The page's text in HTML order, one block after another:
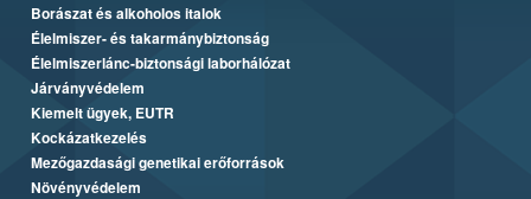
Borászat és alkoholos italok
Élelmiszer- és takarmánybiztonság
Élelmiszerlánc-biztonsági laborhálózat
Járványvédelem
Kiemelt ügyek, EUTR
Kockázatkezelés
Mezőgazdasági genetikai erőforrások
Növényvédelem